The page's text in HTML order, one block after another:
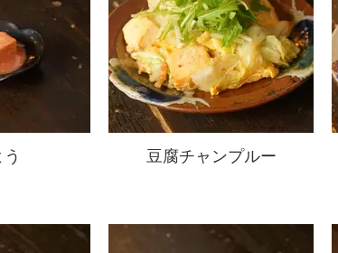
豆腐チャンプルー